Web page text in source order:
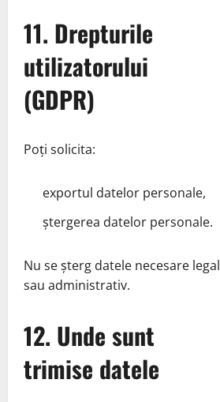
11. Drepturile
utilizatorului
(GDPR)
Poți solicita:
exportul datelor personale,
ștergerea datelor personale.
Nu se șterg datele necesare legal
sau administrativ.
12. Unde sunt
trimise datele